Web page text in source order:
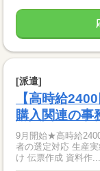
[派遣]
【高時給
購入関連の事
9月開始★高時給
者の選定対応 生産
け 伝票作成 資料作...